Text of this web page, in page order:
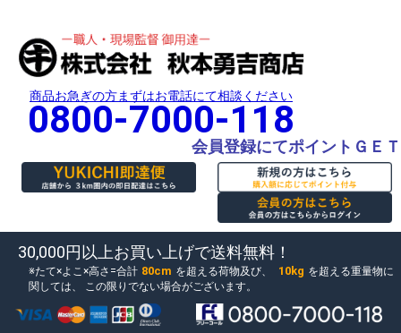
商品お急ぎの方まずはお電話にて相談ください
0800-7000-118
会員登録にてポイントＧＥＴ
30,000円以上お買い上げで送料無料！
たて×よこ×高さ=合計 80cm を超える荷物及び、 10kg を超える重量物に
関しては、
この限りでない場合がございます。